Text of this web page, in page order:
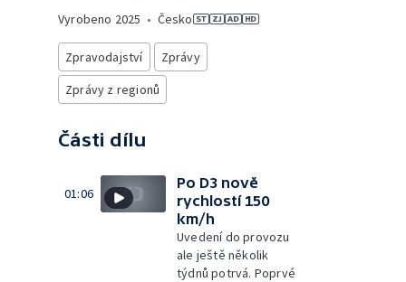
Vyrobeno 2025 • Česko
Zpravodajství
Zprávy
Zprávy z regionů
Části dílu
01:06
Po D3 nově
rychlostí 150
km/h
Uvedení do provozu
ale ještě několik
týdnů potrvá. Poprvé